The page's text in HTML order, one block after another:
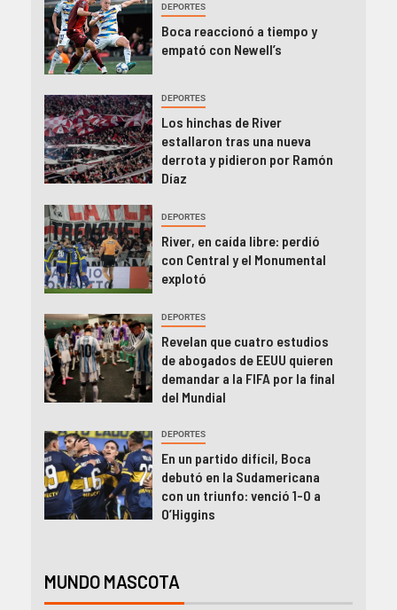
DEPORTES
Boca reaccionó a tiempo y
empató con Newell’s
DEPORTES
Los hinchas de River
estallaron tras una nueva
derrota y pidieron por Ramón
Díaz
DEPORTES
River, en caída libre: perdió
con Central y el Monumental
explotó
DEPORTES
Revelan que cuatro estudios
de abogados de EEUU quieren
demandar a la FIFA por la final
del Mundial
DEPORTES
En un partido difícil, Boca
debutó en la Sudamericana
con un triunfo: venció 1-0 a
O’Higgins
MUNDO MASCOTA